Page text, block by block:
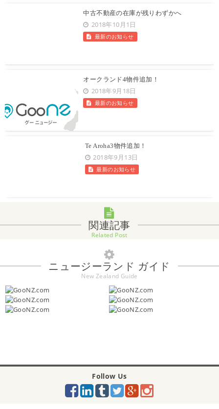
中古不動産の在庫が残りわずかへ
2018年10月1日
最新のお知らせ
オークランド4物件追加！
2018年9月18日
最新のお知らせ
Te Aroha3物件追加！
2018年9月13日
最新のお知らせ
関連記事
Related Post
ニュージーランド ガイド
New Zealand Guide
Follow Us